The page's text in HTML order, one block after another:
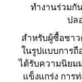
ทำงานร่วมกั
ปล
สำหรับผู้ซื้อชา
ในรูปแบบการถื
ได้รับความนิยม
แข็งแกร่ง การ